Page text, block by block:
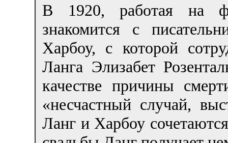
В 1920, работая на
знакомится с
Харбоу, с которой
Ланга Элизабет
качестве причины
«несчастный случай,
Ланг и Харбоу